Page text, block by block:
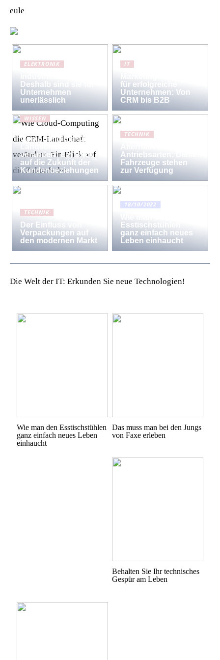
eule
ELEKTRONIK
Deshalb sind sie für
Unternehmen
unerlässlich
IT
für erfolgreiche
Unternehmen: Von
CRM bis B2B
WISSEN
Computing die CRM-
verändert: Ein Blick
auf die Zukunft der
Kundenbeziehungen
TECHNIK
Antriebsarten: Diese
Fahrzeuge stehen
zur Verfügung
TECHNIK
Der Einfluss von
Verpackungen auf
den modernen Markt
18/10/2022
Esstischstühlen
ganz einfach neues
Leben einhaucht
Die Welt der IT: Erkunden Sie neue Technologien!
Wie man den Esstischstühlen
ganz einfach neues Leben
einhaucht
Das muss man bei den Jungs
von Faxe erleben
Behalten Sie Ihr technisches
Gespür am Leben